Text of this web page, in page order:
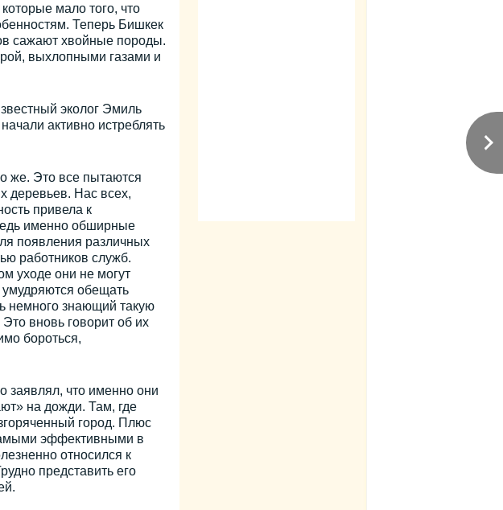
мало того, что
Теперь Бишкек
сажают хвойные породы.
выхлопными газами и
эколог Эмиль
активно истреблять
же. Это все пытаются
деревьев. Нас всех,
привела к
именно обширные
появления различных
работников служб.
уходе они не могут
умудряются обещать
немного знающий такую
вновь говорит об их
бороться,
заявлял, что именно они
на дожди. Там, где
город. Плюс
эффективными в
относился к
представить его